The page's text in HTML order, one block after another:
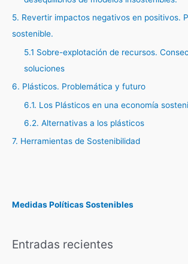
5. Revertir impactos negativos en positivos.
sostenible.
5.1 Sobre-explotación de recursos.
soluciones
6. Plásticos. Problemática y futuro
6.1. Los Plásticos en una economía
6.2. Alternativas a los plásticos
7. Herramientas de Sostenibilidad
Medidas Políticas Sostenibles
Entradas recientes